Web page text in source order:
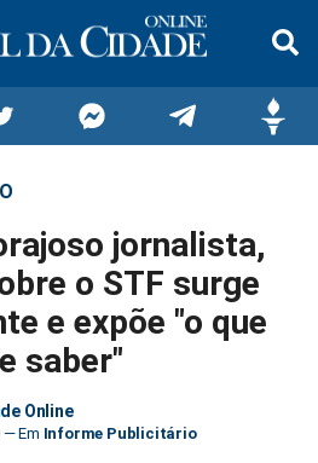
no
Messenger
no
Telegram
no
Gettr
jornalista,
o STF surge
e expõe "o que
saber"
Online
Informe Publicitário